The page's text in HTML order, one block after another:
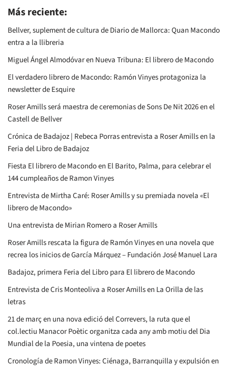
Más reciente:
Bellver, suplement de cultura de Diario de Mallorca: Quan Macondo
entra a la llibreria
Miguel Ángel Almodóvar en Nueva Tribuna: El librero de Macondo
El verdadero librero de Macondo: Ramón Vinyes protagoniza la
newsletter de Esquire
Roser Amills será maestra de ceremonias de Sons De Nit 2026 en el
Castell de Bellver
Crónica de Badajoz | Rebeca Porras entrevista a Roser Amills en la
Feria del Libro de Badajoz
Fiesta El librero de Macondo en El Barito, Palma, para celebrar el
144 cumpleaños de Ramon Vinyes
Entrevista de Mirtha Caré: Roser Amills y su premiada novela «El
librero de Macondo»
Una entrevista de Mirian Romero a Roser Amills
Roser Amills rescata la figura de Ramón Vinyes en una novela que
recrea los inicios de García Márquez – Fundación José Manuel Lara
Badajoz, primera Feria del Libro para El librero de Macondo
Entrevista de Cris Monteoliva a Roser Amills en La Orilla de las
letras
21 de març en una nova edició del Correvers, la ruta que el
col.lectiu Manacor Poètic organitza cada any amb motiu del Dia
Mundial de la Poesia, una vintena de poetes
Cronología de Ramon Vinyes: Ciénaga, Barranquilla y expulsión en